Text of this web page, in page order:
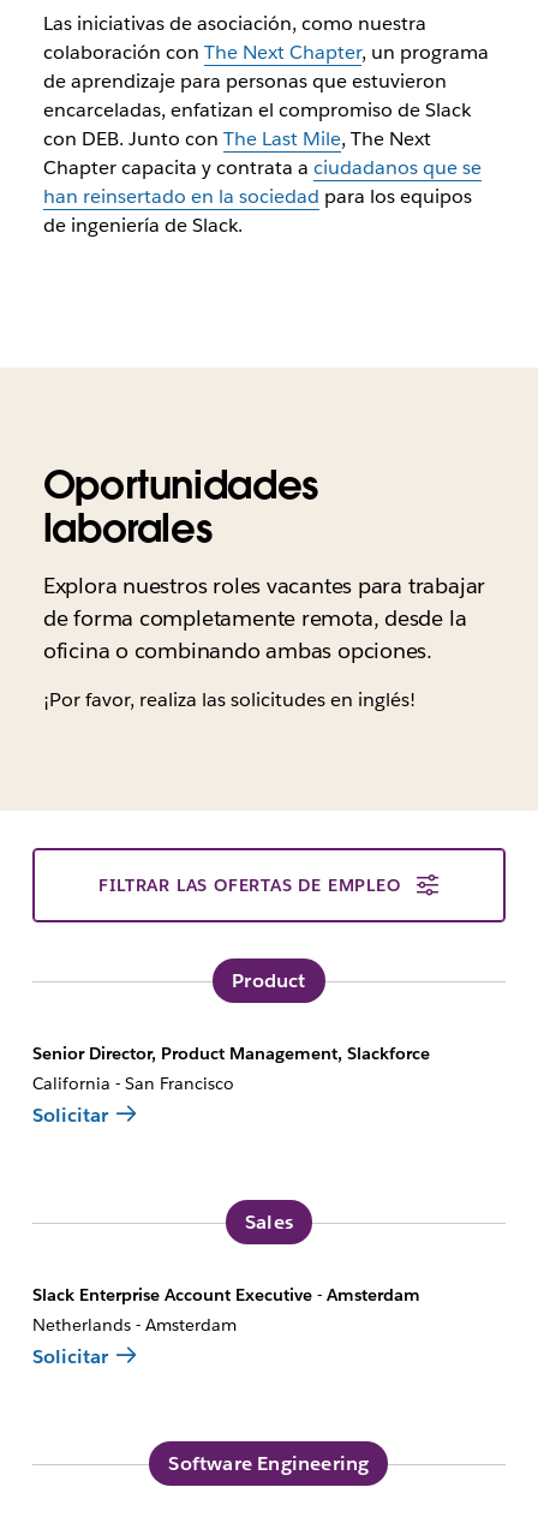
Las iniciativas de asociación, como nuestra
colaboración con The Next Chapter, un programa
de aprendizaje para personas que estuvieron
encarceladas, enfatizan el compromiso de Slack
con DEB. Junto con The Last Mile, The Next
Chapter capacita y contrata a ciudadanos que se
han reinsertado en la sociedad para los equipos
de ingeniería de Slack.
Oportunidades
laborales
Explora nuestros roles vacantes para trabajar
de forma completamente remota, desde la
oficina o combinando ambas opciones.
¡Por favor, realiza las solicitudes en inglés!
FILTRAR LAS OFERTAS DE EMPLEO
Product
Senior Director, Product Management, Slackforce
California - San Francisco
Solicitar
Sales
Slack Enterprise Account Executive - Amsterdam
Netherlands - Amsterdam
Solicitar
Software Engineering